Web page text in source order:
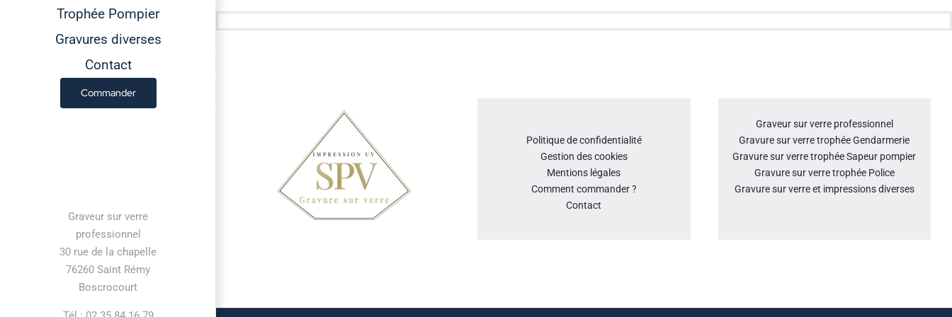
Trophée Pompier
Gravures diverses
Contact
Commander
Graveur sur verre
professionnel
30 rue de la chapelle
76260 Saint Rémy
Boscrocourt
Politique de confidentialité
Gestion des cookies
Mentions légales
Comment commander ?
Contact
Graveur sur verre professionnel
Gravure sur verre trophée Gendarmerie
Gravure sur verre trophée Sapeur pompier
Gravure sur verre trophée Police
Gravure sur verre et impressions diverses